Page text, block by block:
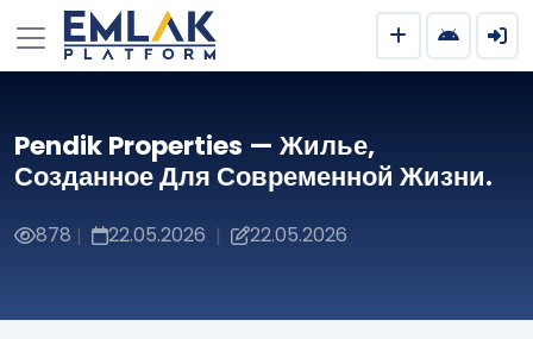
Pendik Properties — Жилье,
Созданное Для Современной Жизни.
878 | 22.05.2026 | 22.05.2026